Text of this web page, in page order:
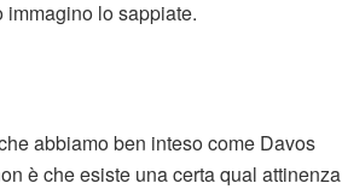
immagino lo sappiate.
abbiamo ben inteso come Davos
è che esiste una certa qual attinenza